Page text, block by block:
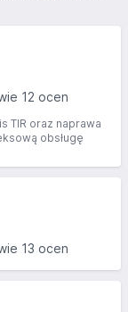
12 ocen
TIR oraz naprawa
obsługę
13 ocen